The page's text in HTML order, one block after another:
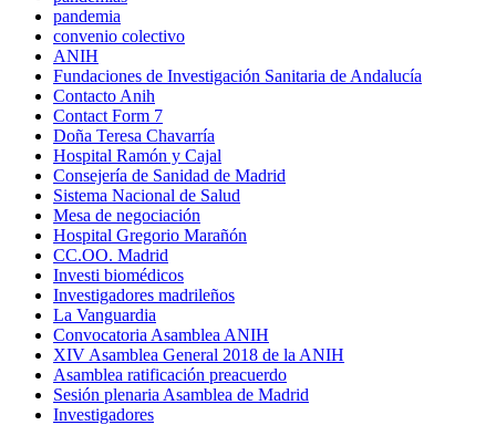
pandemia
convenio colectivo
ANIH
Fundaciones de Investigación Sanitaria de Andalucía
Contacto Anih
Contact Form 7
Doña Teresa Chavarría
Hospital Ramón y Cajal
Consejería de Sanidad de Madrid
Sistema Nacional de Salud
Mesa de negociación
Hospital Gregorio Marañón
CC.OO. Madrid
Investi biomédicos
Investigadores madrileños
La Vanguardia
Convocatoria Asamblea ANIH
XIV Asamblea General 2018 de la ANIH
Asamblea ratificación preacuerdo
Sesión plenaria Asamblea de Madrid
Investigadores